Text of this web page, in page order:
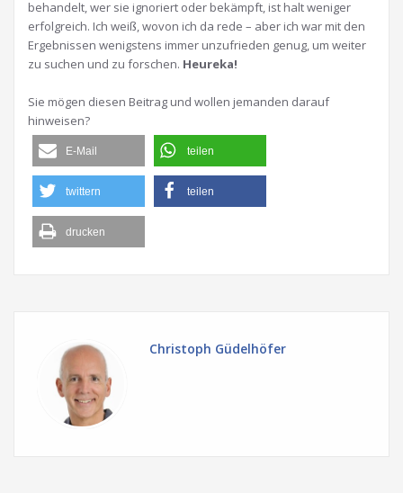
behandelt, wer sie ignoriert oder bekämpft, ist halt weniger
erfolgreich. Ich weiß, wovon ich da rede – aber ich war mit den
Ergebnissen wenigstens immer unzufrieden genug, um weiter
zu suchen und zu forschen. Heureka!
Sie mögen diesen Beitrag und wollen jemanden darauf
hinweisen?
E-Mail teilen
twittern teilen
drucken
Christoph Güdelhöfer